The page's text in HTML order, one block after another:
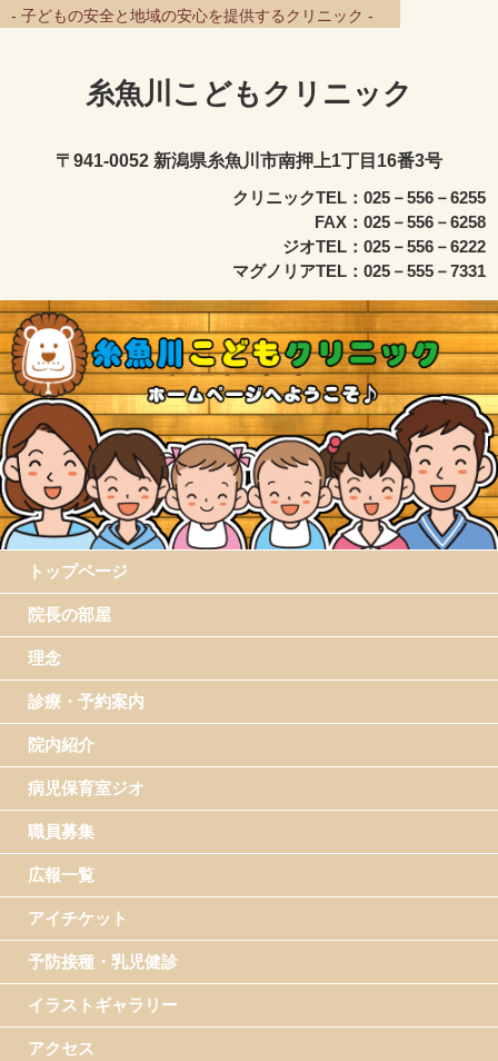
- 子どもの安全と地域の安心を提供するクリニック -
糸魚川こどもクリニック
〒941-0052 新潟県糸魚川市南押上1丁目16番3号
クリニックTEL：025－556－6255
FAX：025－556－6258
ジオTEL：025－556－6222
マグノリアTEL：025－555－7331
トップページ
院長の部屋
理念
診療・予約案内
院内紹介
病児保育室ジオ
職員募集
広報一覧
アイチケット
予防接種・乳児健診
イラストギャラリー
アクセス